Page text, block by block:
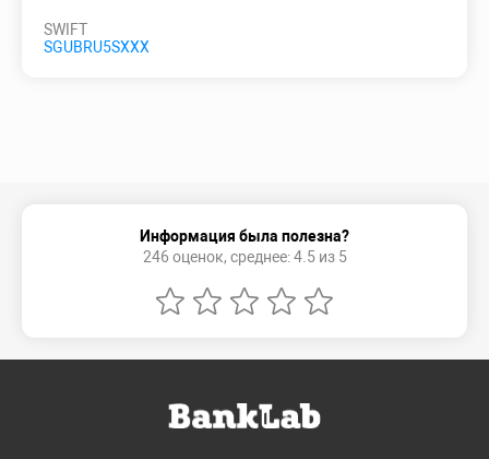
SWIFT
SGUBRU5SXXX
Информация была полезна?
246 оценок, среднее: 4.5 из 5